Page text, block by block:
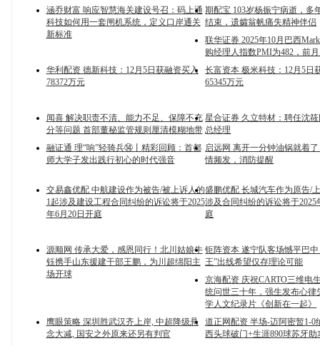
涵乔财富 响应智慧海关建设号召：码上通
科技如何用一套闸机系统，定义口岸通关
新标准
期配宝 103岁杨振宁病逝，多
结束，遗孀翁帆痛失精神伴侣
联华证券 2025年10月巴西
购经理人指数PMI为482，前
华利配资 德新科技：12月5日获融资买入
78372万元
长富资本 极米科技：12月5日
65345万元
闻喜 解决职责不清、能力不足、保障不充
分等问题 首部董秘监管规则厘清模糊地带
星合证券 久立特材：聘任沈
总经理
融证通 理“响”轻骑兵⑭丨精彩回顾：首都
师大学子发出践行初心的时代强音
启远网 离开一分钟油锅就着
情频发，消防提醒
交易鑫优配 中航建设作为被告/被上诉人的
1起涉及建设工程合同纠纷的诉讼将于2025
年6月20日开庭
盛鹏优配 长城汽车作为原告/
涉及合同纠纷的诉讼将于2025
庭
源顺网 传承大爱，感恩同行！北川姑娘牛
钰携手山东援建干部王鹏，为川超绵阳主
场开球
钜阵资本 遂宁队客场憾平巴中
王”出线希望仅存理论可能
京海配资 庆祝CARTO三维电
统问世三十年，强生发布心律
学人文纪录片《创新在一起》
鹰眼策略 深圳胜武汉齐上岸, 中超降级悬
念大减, 国安之外原来还另有判官
道正网配资 半场-迈阿密暂1-0
西头球破门+生涯890球苏牙助